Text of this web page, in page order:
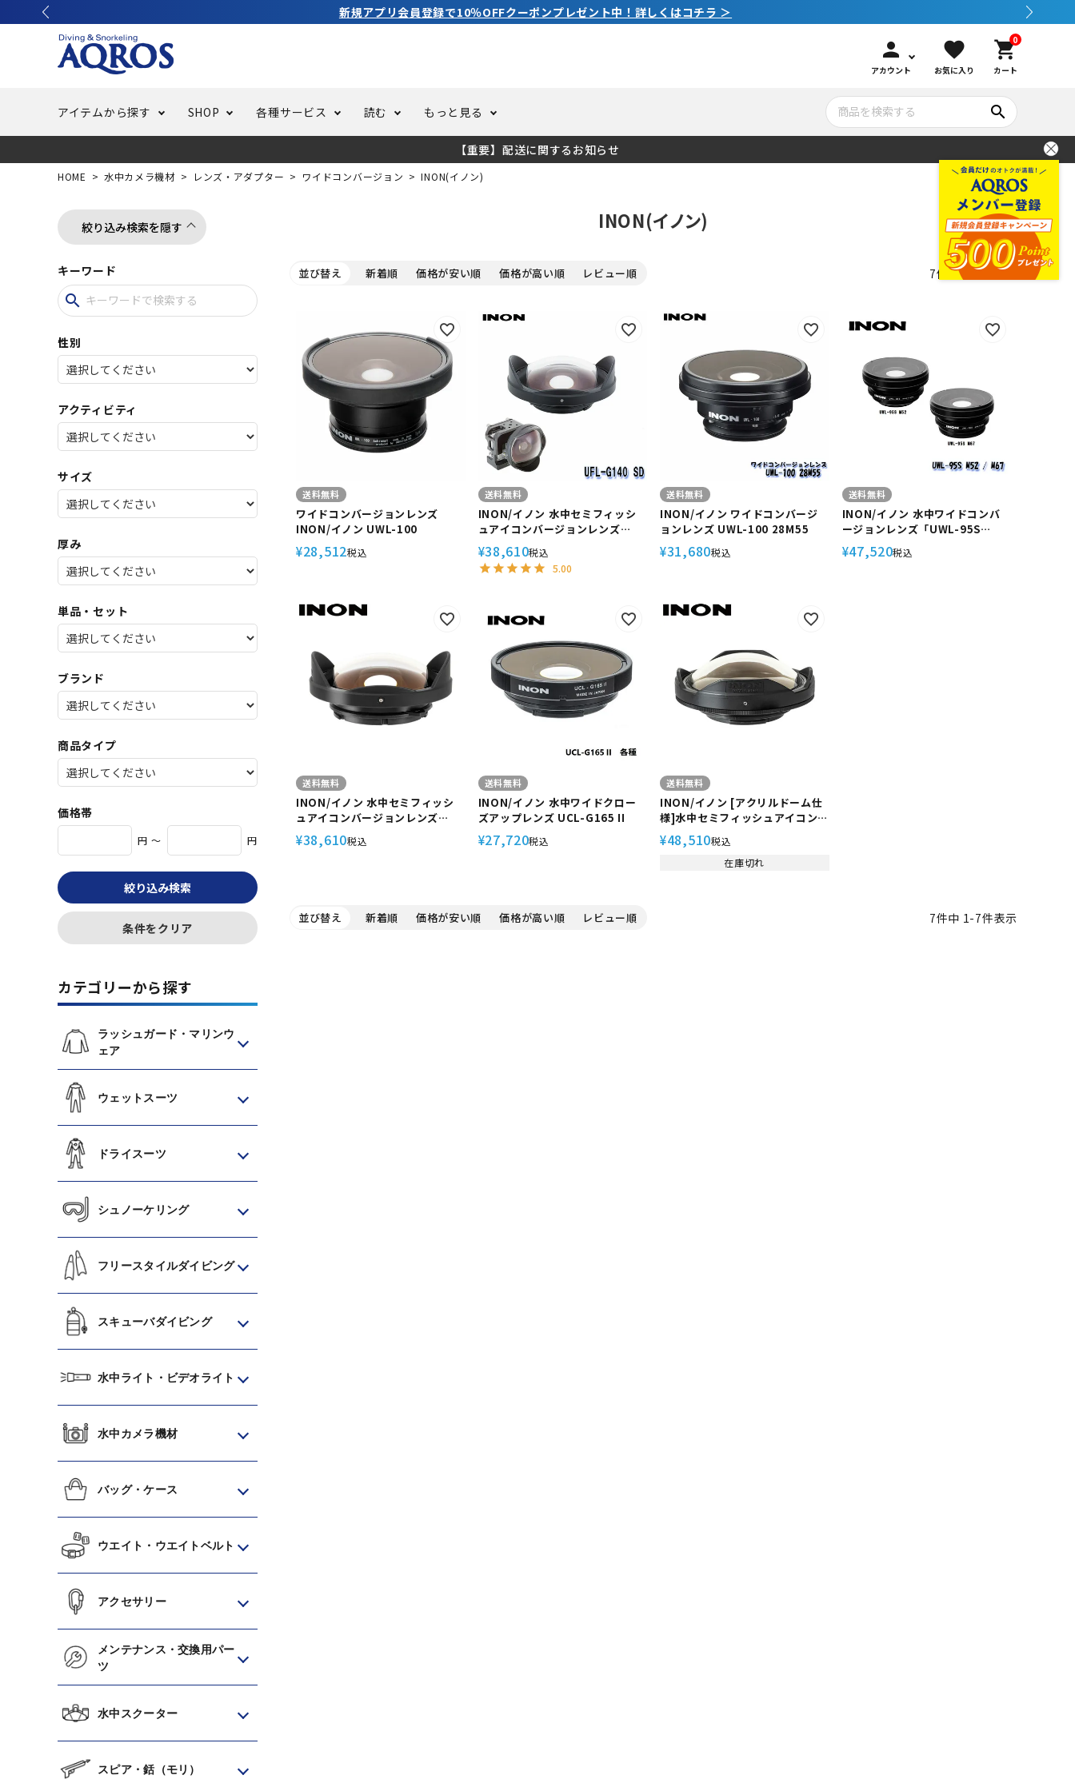
3,980円（税込）以上のご購入で送料無料！
person
アカウント
favorite
お気に入り
0
shopping_cart
カート
アイテムから探す
ラッシュガード・水着・マリンウェア ウエットスーツ
フリースタイルダイビング 水中ライト・ビデオライト
バッグ・ケース ウエイト・ウエイトベルト アクセサリー メンテナンサービス・交換用パーツ
アウトドア
SALE 店舗限定商品
SHOP
池袋店／IKEBUKURO
各種サービス
バッテリー交換 オーバーホール
読む
ニュース 特集
でしか 今コレ愛用してます！
もっと見る
ご利用ガイド はじめての方へ
LINE ID連携でお買い物が便利に 海の遊びをもっと知る
求人
search
【重要】配送に関するお知らせ
HOME 水中カメラ機材 レンズ・アダプター ワイドコンバージョン INON(イノン)
絞り込み検索を隠す
キーワード
search
性別
アクティビティ
サイズ
厚み
単品・セット
ブランド
商品タイプ
価格帯
円 ～ 円
絞り込み検索
条件をクリア
カテゴリーから探す
ラッシュガード・マリンウ
ェア
ウェットスーツ
ドライスーツ
シュノーケリング
フリースタイルダイビング
スキューバダイビング
水中ライト・ビデオライト
水中カメラ機材
バッグ・ケース
ウエイト・ウエイトベルト
アクセサリー
メンテナンス・交換用パー
ツ
水中スクーター
スピア・銛（モリ）
INON(イノン)
並び替え 新着順 価格が安い順 価格が高い順 レビュー順 7件中1 -7件表示
送料無料
ワイドコンバージョンレンズ
INON/イノン UWL-100
¥28,512税込
送料無料
INON/イノン 水中セミフィッシ
ュアイコンバージョンレンズ
【UFL-G140 SD】
[703360230000]
¥38,610税込
5.00
送料無料
INON/イノン ワイドコンバージ
ョンレンズ UWL-100 28M55
¥31,680税込
送料無料
INON/イノン 水中ワイドコンバ
ージョンレンズ「UWL-95S
M52/M67」
¥47,520税込
送料無料
INON/イノン 水中セミフィッシ
ュアイコンバージョンレンズ
【UFL-G140 ZD】機材 4K 撮影
アクションカメラ GoPro
ト マウント ワンタッチ交換 ダイ
ビング シュノーケリング
¥38,610税込
送料無料
INON/イノン 水中ワイドクロー
ズアップレンズ UCL-G165 II
¥27,720税込
送料無料
INON/イノン [アクリルドーム仕
様]水中セミフィッシュアイコンバ
ージョンレンズ【UFL-GR140
ZD】機材 4K 撮影 アクションカ
メラ GoPro Insta360 アクセサ
¥48,510税込
在庫切れ
並び替え 新着順 価格が安い順 価格が高い順 レビュー順 7件中 1-7件表示